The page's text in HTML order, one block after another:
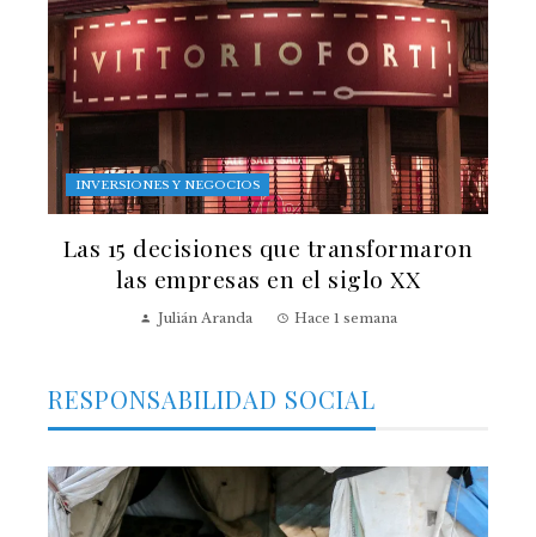
INVERSIONES Y NEGOCIOS
Las 15 decisiones que transformaron
las empresas en el siglo XX
Julián Aranda Hace 1 semana
RESPONSABILIDAD SOCIAL